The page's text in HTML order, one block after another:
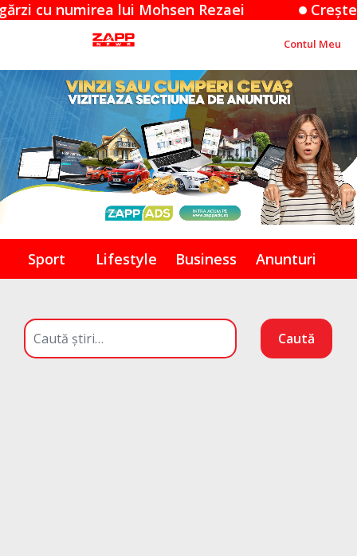
lui Mohsen Rezaei Creșterea
Contul Meu
Sport Lifestyle Business Anunturi
Caută